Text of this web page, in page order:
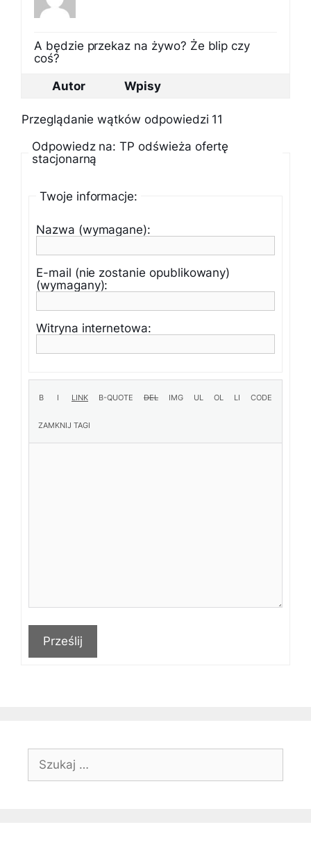
A będzie przekaz na żywo? Że blip czy
coś?
Autor
Wpisy
Przeglądanie wątków odpowiedzi 11
Odpowiedz na: TP odświeża ofertę
stacjonarną
Twoje informacje:
Nazwa (wymagane):
E-mail (nie zostanie opublikowany)
(wymagany):
Witryna internetowa:
Prześlij
Szukaj: